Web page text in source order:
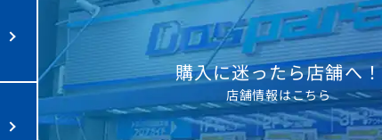
購入に迷ったら店舗へ！
店舗情報はこちら